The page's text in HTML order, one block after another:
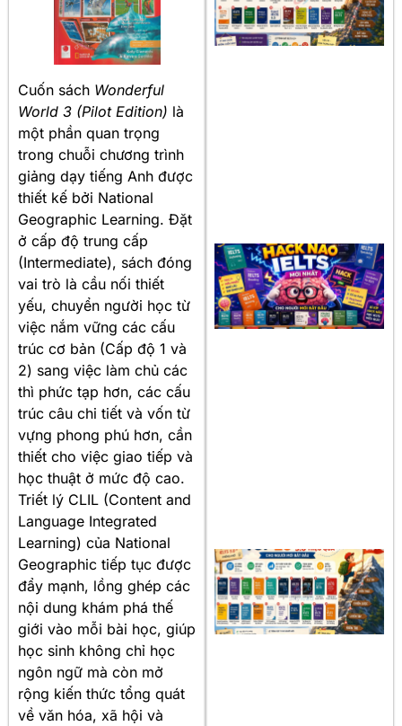
Cuốn sách Wonderful
World 3 (Pilot Edition) là
một phần quan trọng
trong chuỗi chương trình
giảng dạy tiếng Anh được
thiết kế bởi National
Geographic Learning. Đặt
ở cấp độ trung cấp
(Intermediate), sách đóng
vai trò là cầu nối thiết
yếu, chuyển người học từ
việc nắm vững các cấu
trúc cơ bản (Cấp độ 1 và
2) sang việc làm chủ các
thì phức tạp hơn, các cấu
trúc câu chi tiết và vốn từ
vựng phong phú hơn, cần
thiết cho việc giao tiếp và
học thuật ở mức độ cao.
Triết lý CLIL (Content and
Language Integrated
Learning) của National
Geographic tiếp tục được
đẩy mạnh, lồng ghép các
nội dung khám phá thế
giới vào mỗi bài học, giúp
học sinh không chỉ học
ngôn ngữ mà còn mở
rộng kiến thức tổng quát
về văn hóa, xã hội và